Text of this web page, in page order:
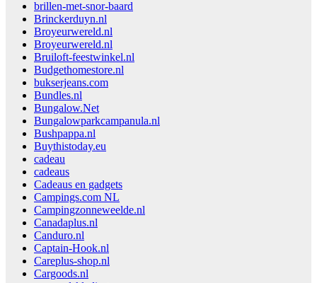
brillen-met-snor-baard
Brinckerduyn.nl
Broyeurwereld.nl
Broyeurwereld.nl
Bruiloft-feestwinkel.nl
Budgethomestore.nl
bukserjeans.com
Bundles.nl
Bungalow.Net
Bungalowparkcampanula.nl
Bushpappa.nl
Buythistoday.eu
cadeau
cadeaus
Cadeaus en gadgets
Campings.com NL
Campingzonneweelde.nl
Canadaplus.nl
Canduro.nl
Captain-Hook.nl
Careplus-shop.nl
Cargoods.nl